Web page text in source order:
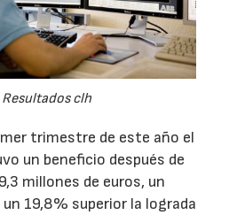
Resultados clh
trimestre de este año el
un beneficio después de
millones de euros, un
19,8% superior la lograda